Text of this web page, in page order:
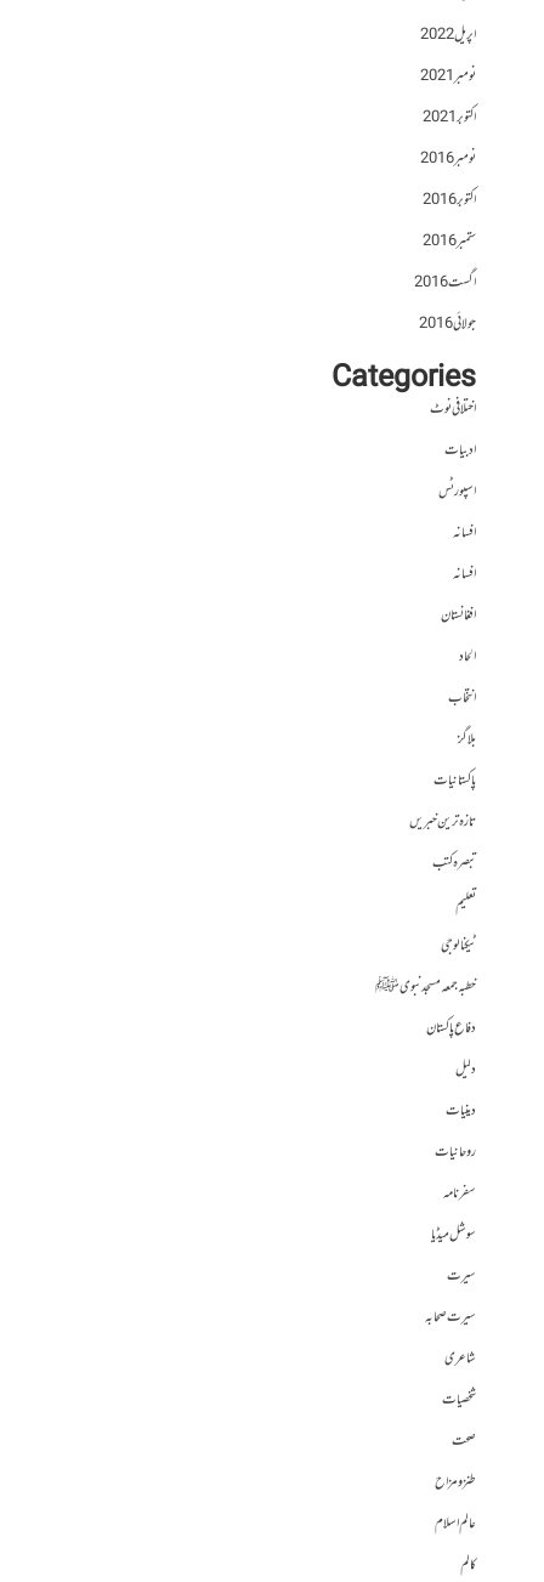
اپریل 2022
نومبر 2021
اکتوبر 2021
نومبر 2016
اکتوبر 2016
ستمبر 2016
اگست 2016
جولائی 2016
Categories
اختلافی نوٹ
ادبیات
اسپورٹس
افسانہ
افسانہ
افغانستان
الحاد
انتخاب
بلاگز
پاکستانیات
تازہ ترین خبریں
تبصرہ کتب
تعلیم
ٹیکنالوجی
خطبہ جمعہ مسجد نبوی ﷺ
دفاع پاکستان
دلیل
دینیات
روحانیات
سفرنامہ
سوشل میڈیا
سیرت
سیرت صحابہ
شاعری
شخصیات
صحت
طنز و مزاح
عالم اسلام
کالم